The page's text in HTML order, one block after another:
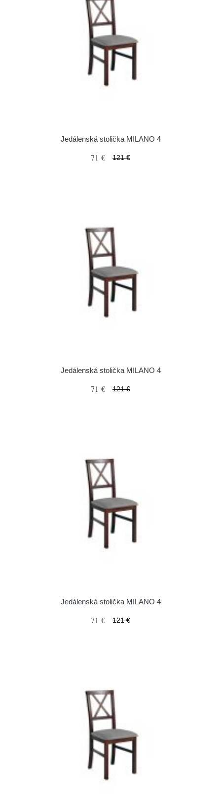
Jedálenská stolička MILANO 4
71 € 121 €
Jedálenská stolička MILANO 4
71 € 121 €
Jedálenská stolička MILANO 4
71 € 121 €